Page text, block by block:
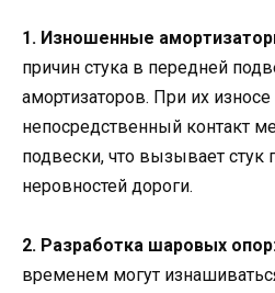
1. Изношенные
причин стука в передней
амортизаторов. При их
непосредственный контакт
подвески, что вызывает стук
неровностей дороги.
2. Разработка шаровых
временем могут